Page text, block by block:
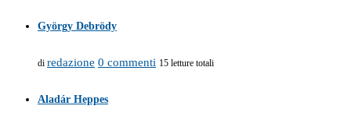
György Debrödy
di redazione 0 commenti 15 letture totali
Aladár Heppes